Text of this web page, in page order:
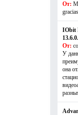
От:
IObit
От:
У
она